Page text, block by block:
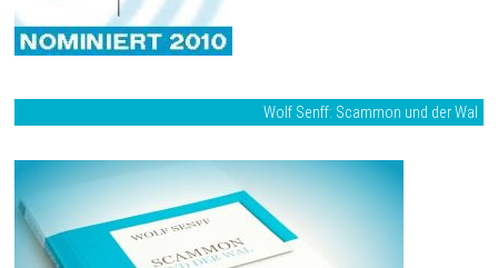
Wolf Senff: Scammon und der Wal